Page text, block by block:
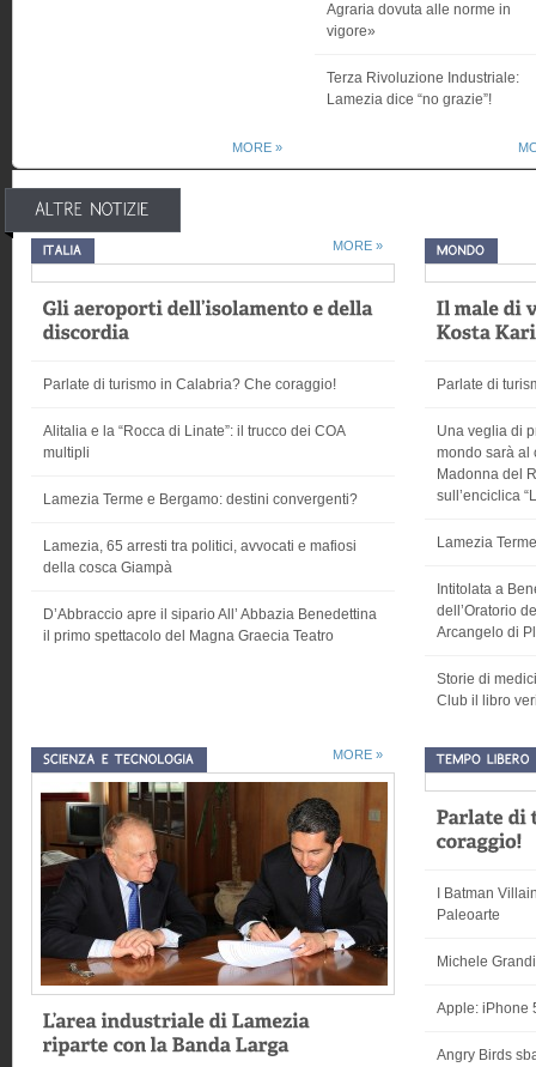
Agraria dovuta alle norme in
vigore»
Terza Rivoluzione Industriale:
Lamezia dice “no grazie”!
MORE »
MORE »
Parlate di turismo in Calabria? Che coraggio!
Alitalia e la “Rocca di Linate”: il trucco dei COA
multipli
Lamezia Terme e Bergamo: destini convergenti?
Lamezia, 65 arresti tra politici, avvocati e mafiosi
della cosca Giampà
D’Abbraccio apre il sipario All’ Abbazia Benedettina
il primo spettacolo del Magna Graecia Teatro
Parlate di
Una veglia di
mondo sarà al
Madonna del
sull’enciclica
Lamezia
Intitolata a
dell’Oratorio
Arcangelo di
Storie di
Club il libro
MORE »
I Batman
Paleoarte
Michele
Apple: iPhone
Angry Birds